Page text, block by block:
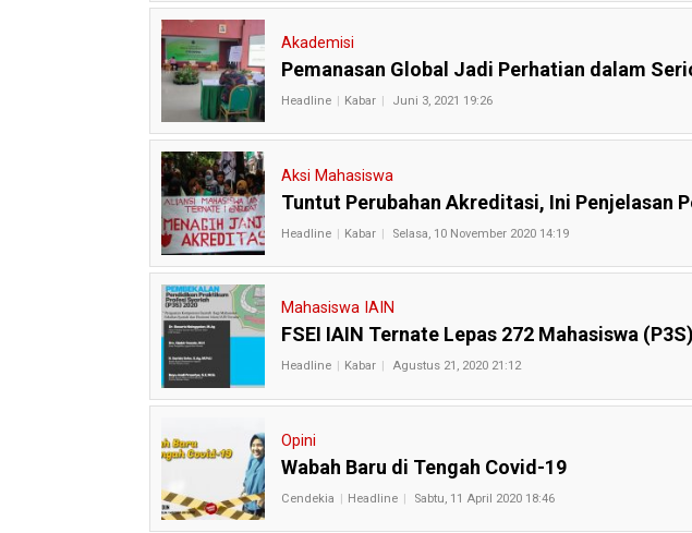
Akademisi
Pemanasan Global Jadi Perhatian dalam
Headline Kabar Juni 3, 2021 19:26
Aksi Mahasiswa
Tuntut Perubahan Akreditasi, Ini Penjelasan
Headline Kabar Selasa, 10 November 2020 14:19
Mahasiswa IAIN
FSEI IAIN Ternate Lepas 272 Mahasiswa (P3S)
Headline Kabar Agustus 21, 2020 21:12
Opini
Wabah Baru di Tengah Covid-19
Cendekia Headline Sabtu, 11 April 2020 18:46